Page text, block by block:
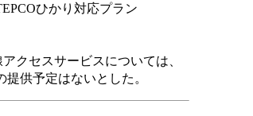
ひかり対応プラン
クセスサービスについては、
供予定はないとした。